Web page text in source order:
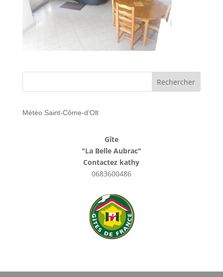
Météo Saint-Côme-d'Olt
Gîte
"La Belle Aubrac"
Contactez kathy
0683600486